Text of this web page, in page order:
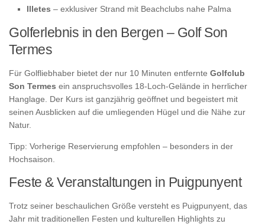
Illetes – exklusiver Strand mit Beachclubs nahe Palma
Golferlebnis in den Bergen – Golf Son
Termes
Für Golfliebhaber bietet der nur 10 Minuten entfernte Golfclub
Son Termes ein anspruchsvolles 18-Loch-Gelände in herrlicher
Hanglage. Der Kurs ist ganzjährig geöffnet und begeistert mit
seinen Ausblicken auf die umliegenden Hügel und die Nähe zur
Natur.
Tipp: Vorherige Reservierung empfohlen – besonders in der
Hochsaison.
Feste & Veranstaltungen in Puigpunyent
Trotz seiner beschaulichen Größe versteht es Puigpunyent, das
Jahr mit traditionellen Festen und kulturellen Highlights zu